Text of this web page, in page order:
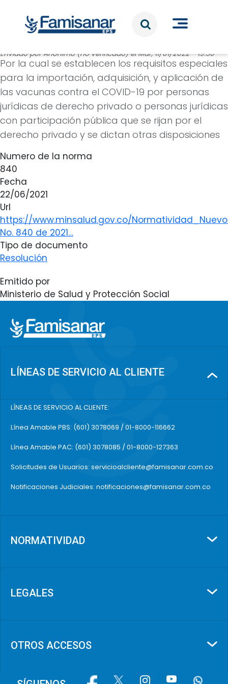
Enviado porAnónimo (no verificado)elMar, 11/01/2022 - 19:30
Por la cual se establecen los requisitos especiales
para la importación, adquisición, y aplicación de
las vacunas contra el COVID-19 por personas
jurídicas de derecho privado o personas jurídicas
con participación pública que se rijan por el
derecho privado y se dictan otras disposiciones
Numero de la norma
840
Fecha
22/06/2021
Url
https://www.minsalud.gov.co/Normatividad_Nuevo/
No. 840 de 2021…
Tipo de documento
Resolución
Emitido por
Ministerio de Salud y Protección Social
LÍNEAS DE SERVICIO AL CLIENTE
LÍNEAS DE SERVICIO AL CLIENTE:
Línea Amable PBS: (601) 3078069 / 01-8000-116662
Línea Amable PAC: (601) 3078085 / 01-8000-127363
Solicitudes de Usuarios: servicioalcliente@famisanar.com.co
Notificaciones Judiciales: notificaciones@famisanar.com.co
NORMATIVIDAD
LEGALES
OTROS ACCESOS
Image Image Image Image Image